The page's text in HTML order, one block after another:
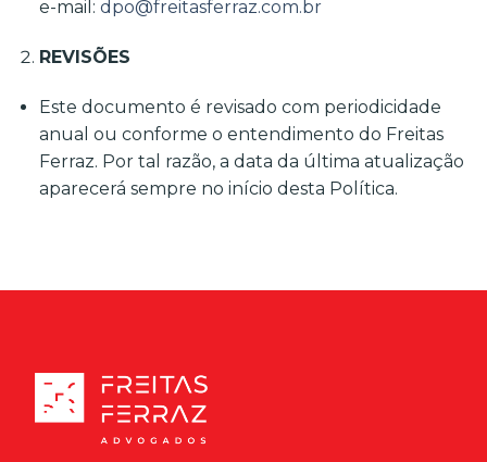
e-mail: dpo@freitasferraz.com.br
REVISÕES
Este documento é revisado com periodicidade
anual ou conforme o entendimento do Freitas
Ferraz. Por tal razão, a data da última atualização
aparecerá sempre no início desta Política.